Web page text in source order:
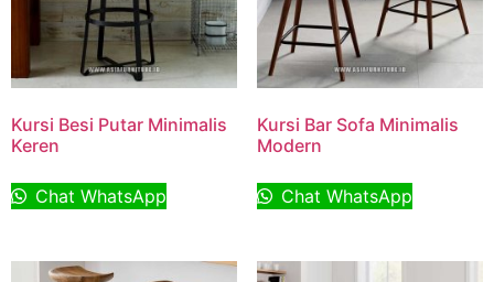
Kursi Besi Putar Minimalis
Keren
Chat WhatsApp
Kursi Bar Sofa Minimalis
Modern
Chat WhatsApp